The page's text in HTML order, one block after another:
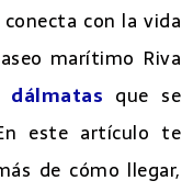
con la vida
marítimo Riva
dálmatas que se
este artículo te
de cómo llegar,